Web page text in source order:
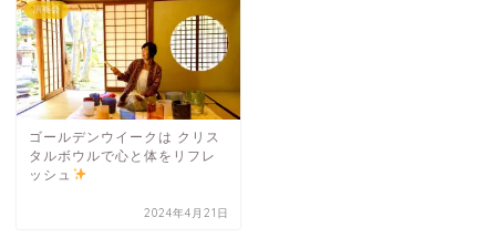
演奏会
ゴールデンウイークは クリス
タルボウルで心と体をリフレ
ッシュ
2024年4月21日